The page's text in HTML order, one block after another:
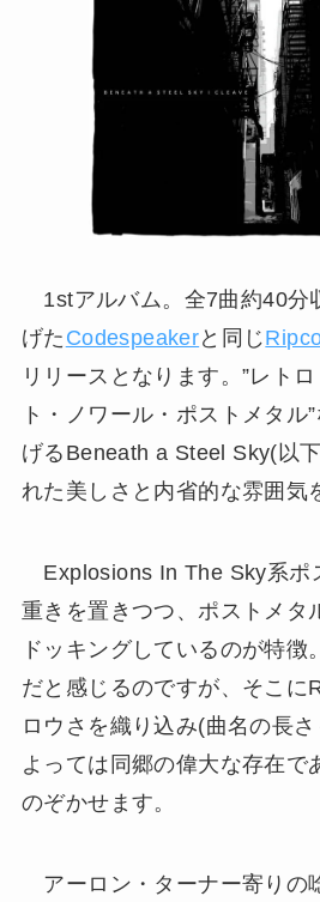
1stアルバム。全7曲約40分
げた Codespeakerと同じ
リリースとなります。”レト
ト・ノワール・ポストメタル
げるBeneath a Steel Sky(以
れた美しさと内省的な雰囲気
Explosions In The Sky系ポ
重きを置きつつ、ポストメタ
ドッキングしているのが特
だと感じるのですが、そこに
ロウさを織り込み(曲名の長
よっては同郷の偉大な存在で
のぞかせます。
アーロン・ターナー寄りの